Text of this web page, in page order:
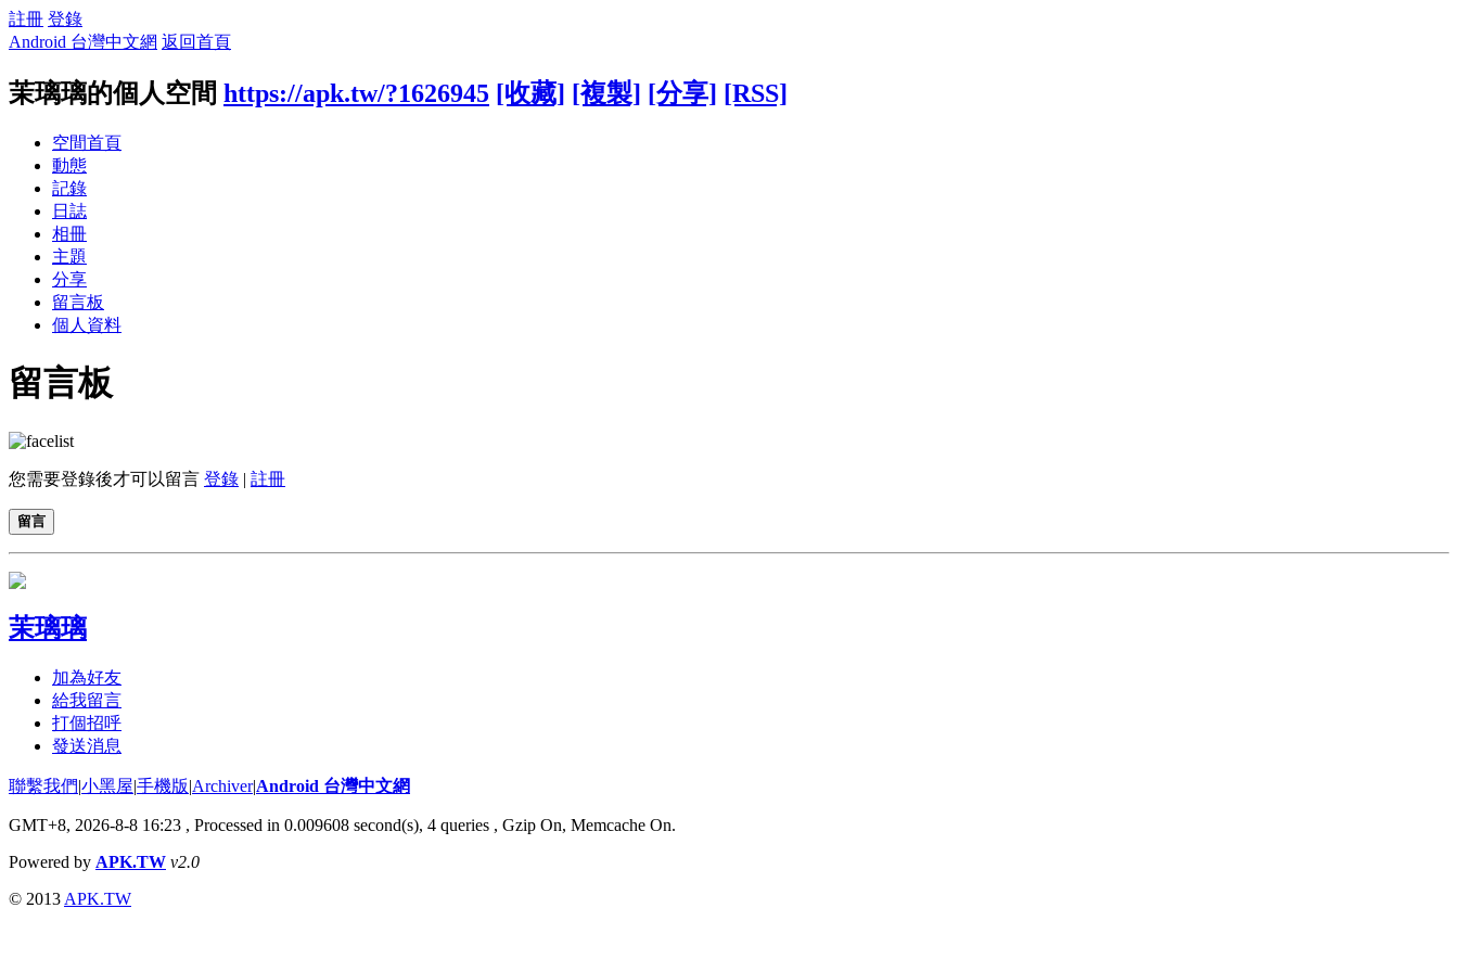
註冊 登錄
Android 台灣中文網 返回首頁
茉璃璃的個人空間 https://apk.tw/?1626945 [收藏] [複製] [分享] [RSS]
空間首頁
動態
記錄
日誌
相冊
主題
分享
留言板
個人資料
留言板
您需要登錄後才可以留言 登錄 | 註冊
留言
茉璃璃
加為好友
給我留言
打個招呼
發送消息
聯繫我們|小黑屋|手機版|Archiver|Android 台灣中文網
GMT+8, 2026-8-8 16:23 , Processed in 0.009608 second(s), 4 queries , Gzip On, Memcache On.
Powered by APK.TW v2.0
© 2013 APK.TW